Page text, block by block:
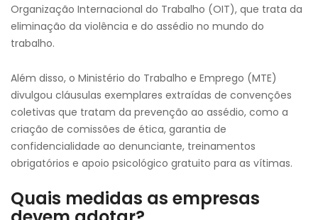
Organização Internacional do Trabalho (OIT), que trata da
eliminação da violência e do assédio no mundo do
trabalho.
Além disso, o Ministério do Trabalho e Emprego (MTE)
divulgou cláusulas exemplares extraídas de convenções
coletivas que tratam da prevenção ao assédio, como a
criação de comissões de ética, garantia de
confidencialidade ao denunciante, treinamentos
obrigatórios e apoio psicológico gratuito para as vítimas.
Quais medidas as empresas